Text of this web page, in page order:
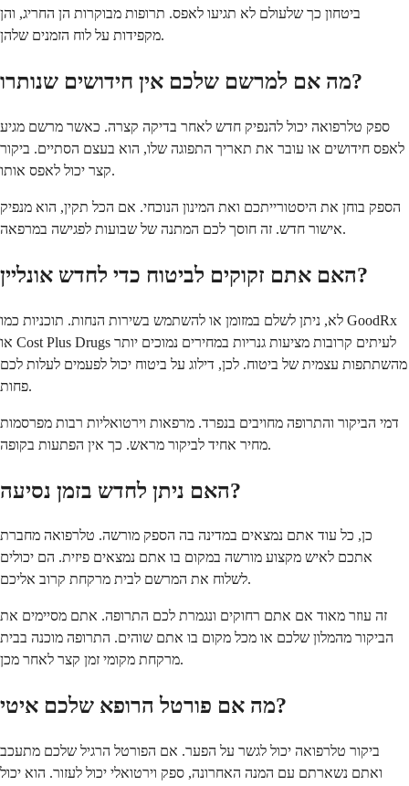
ביטחון כך שלעולם לא תגיעו לאפס. תרופות מבוקרות הן החריג, והן
מקפידות על לוח הזמנים שלהן.
מה אם למרשם שלכם אין חידושים שנותרו?
ספק טלרפואה יכול להנפיק חדש לאחר בדיקה קצרה. כאשר מרשם מגיע
לאפס חידושים או עובר את תאריך התפוגה שלו, הוא בעצם הסתיים. ביקור
קצר יכול לאפס אותו.
הספק בוחן את היסטורייתכם ואת המינון הנוכחי. אם הכל תקין, הוא מנפיק
אישור חדש. זה חוסך לכם המתנה של שבועות לפגישה במרפאה.
האם אתם זקוקים לביטוח כדי לחדש אונליין?
לא, ניתן לשלם במזומן או להשתמש בשירות הנחות. תוכניות כמו GoodRx
או Cost Plus Drugs לעיתים קרובות מציעות גנריות במחירים נמוכים יותר
מהשתתפות עצמית של ביטוח. לכן, דילוג על ביטוח יכול לפעמים לעלות לכם
פחות.
דמי הביקור והתרופה מחויבים בנפרד. מרפאות וירטואליות רבות מפרסמות
מחיר אחיד לביקור מראש. כך אין הפתעות בקופה.
האם ניתן לחדש בזמן נסיעה?
כן, כל עוד אתם נמצאים במדינה בה הספק מורשה. טלרפואה מחברת
אתכם לאיש מקצוע מורשה במקום בו אתם נמצאים פיזית. הם יכולים
לשלוח את המרשם לבית מרקחת קרוב אליכם.
זה עוזר מאוד אם אתם רחוקים ונגמרת לכם התרופה. אתם מסיימים את
הביקור מהמלון שלכם או מכל מקום בו אתם שוהים. התרופה מוכנה בבית
מרקחת מקומי זמן קצר לאחר מכן.
מה אם פורטל הרופא שלכם איטי?
ביקור טלרפואה יכול לגשר על הפער. אם הפורטל הרגיל שלכם מתעכב
ואתם נשארתם עם המנה האחרונה, ספק וירטואלי יכול לעזור. הוא יכול